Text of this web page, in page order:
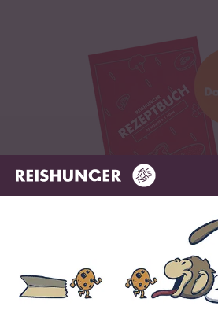
Digitales Rezeptbuch
✔️ 25 leckere Rezepte aus unseren
✔️ Von Sushi über Curry bis hin zu